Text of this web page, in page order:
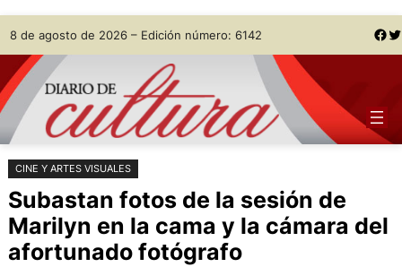
Saltar
al
contenido
Skip
to
content
8 de agosto de 2026 – Edición número: 6142 Facebook Twitter
CINE Y ARTES VISUALES
Subastan fotos de la sesión de
Marilyn en la cama y la cámara del
afortunado fotógrafo